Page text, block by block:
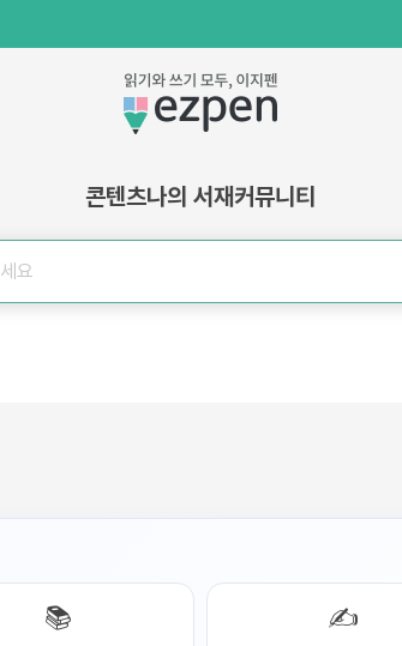
콘텐츠나의 서재커뮤니티
📚 ✍️